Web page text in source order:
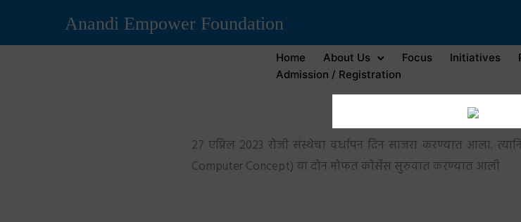
Anandi Empower Foundation
Home About Us Focus Initiatives
Admission / Registration
27 एप्रिल 2023 रोजी संस्थेचा वर्धापन दिन साजरा करण्यात आला.
Computer Concept) या दोन मोफत कोर्सेस सुरुवात करण्यात आली